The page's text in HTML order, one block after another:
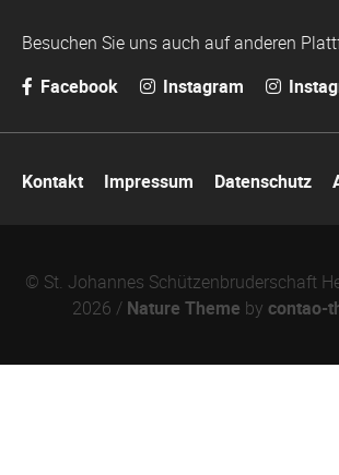
Besuchen Sie uns auch auf anderen
Facebook
Instagram
überspringen
Kontakt Impressum Datenschutz
© St. Johannes Schützenbruderschaft
2026 / Nature Theme by contao-